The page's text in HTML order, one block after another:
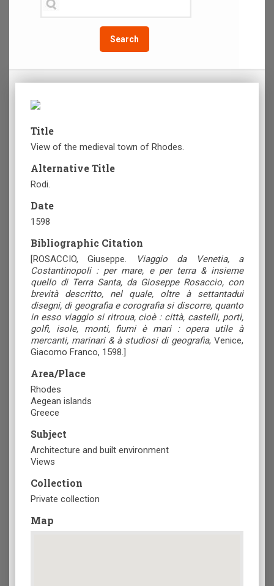
Search
Title
View of the medieval town of Rhodes.
Alternative Title
Rodi.
Date
1598
Bibliographic Citation
[ROSACCIO, Giuseppe.
Viaggio da Venetia, a
Costantinopoli : per mare, e per terra & insieme
quello di Terra Santa, da Gioseppe Rosaccio, con
brevità descritto, nel quale, oltre à settantadui
disegni, di geografia e corografia si discorre, quanto
in esso viaggio si ritroua, cioè : città, castelli, porti,
golfi, isole, monti, fiumi è mari : opera utile à
mercanti, marinari & à studiosi di geografia, Venice,
Giacomo Franco, 1598.]
Area/Place
Rhodes
Aegean islands
Greece
Subject
Architecture and built environment
Views
Collection
Private collection
Map